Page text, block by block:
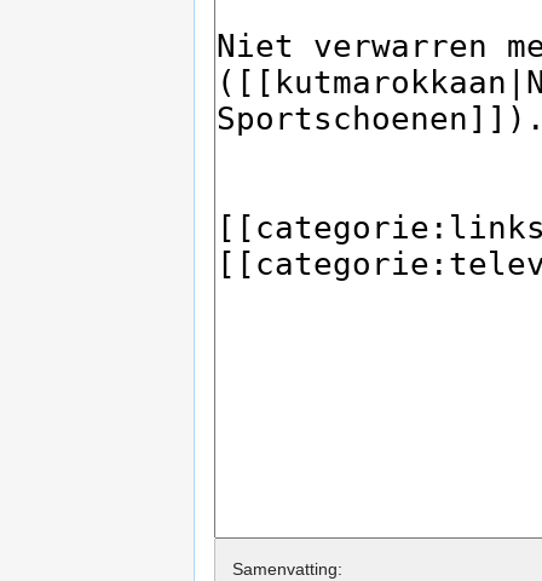
Samenvatting: